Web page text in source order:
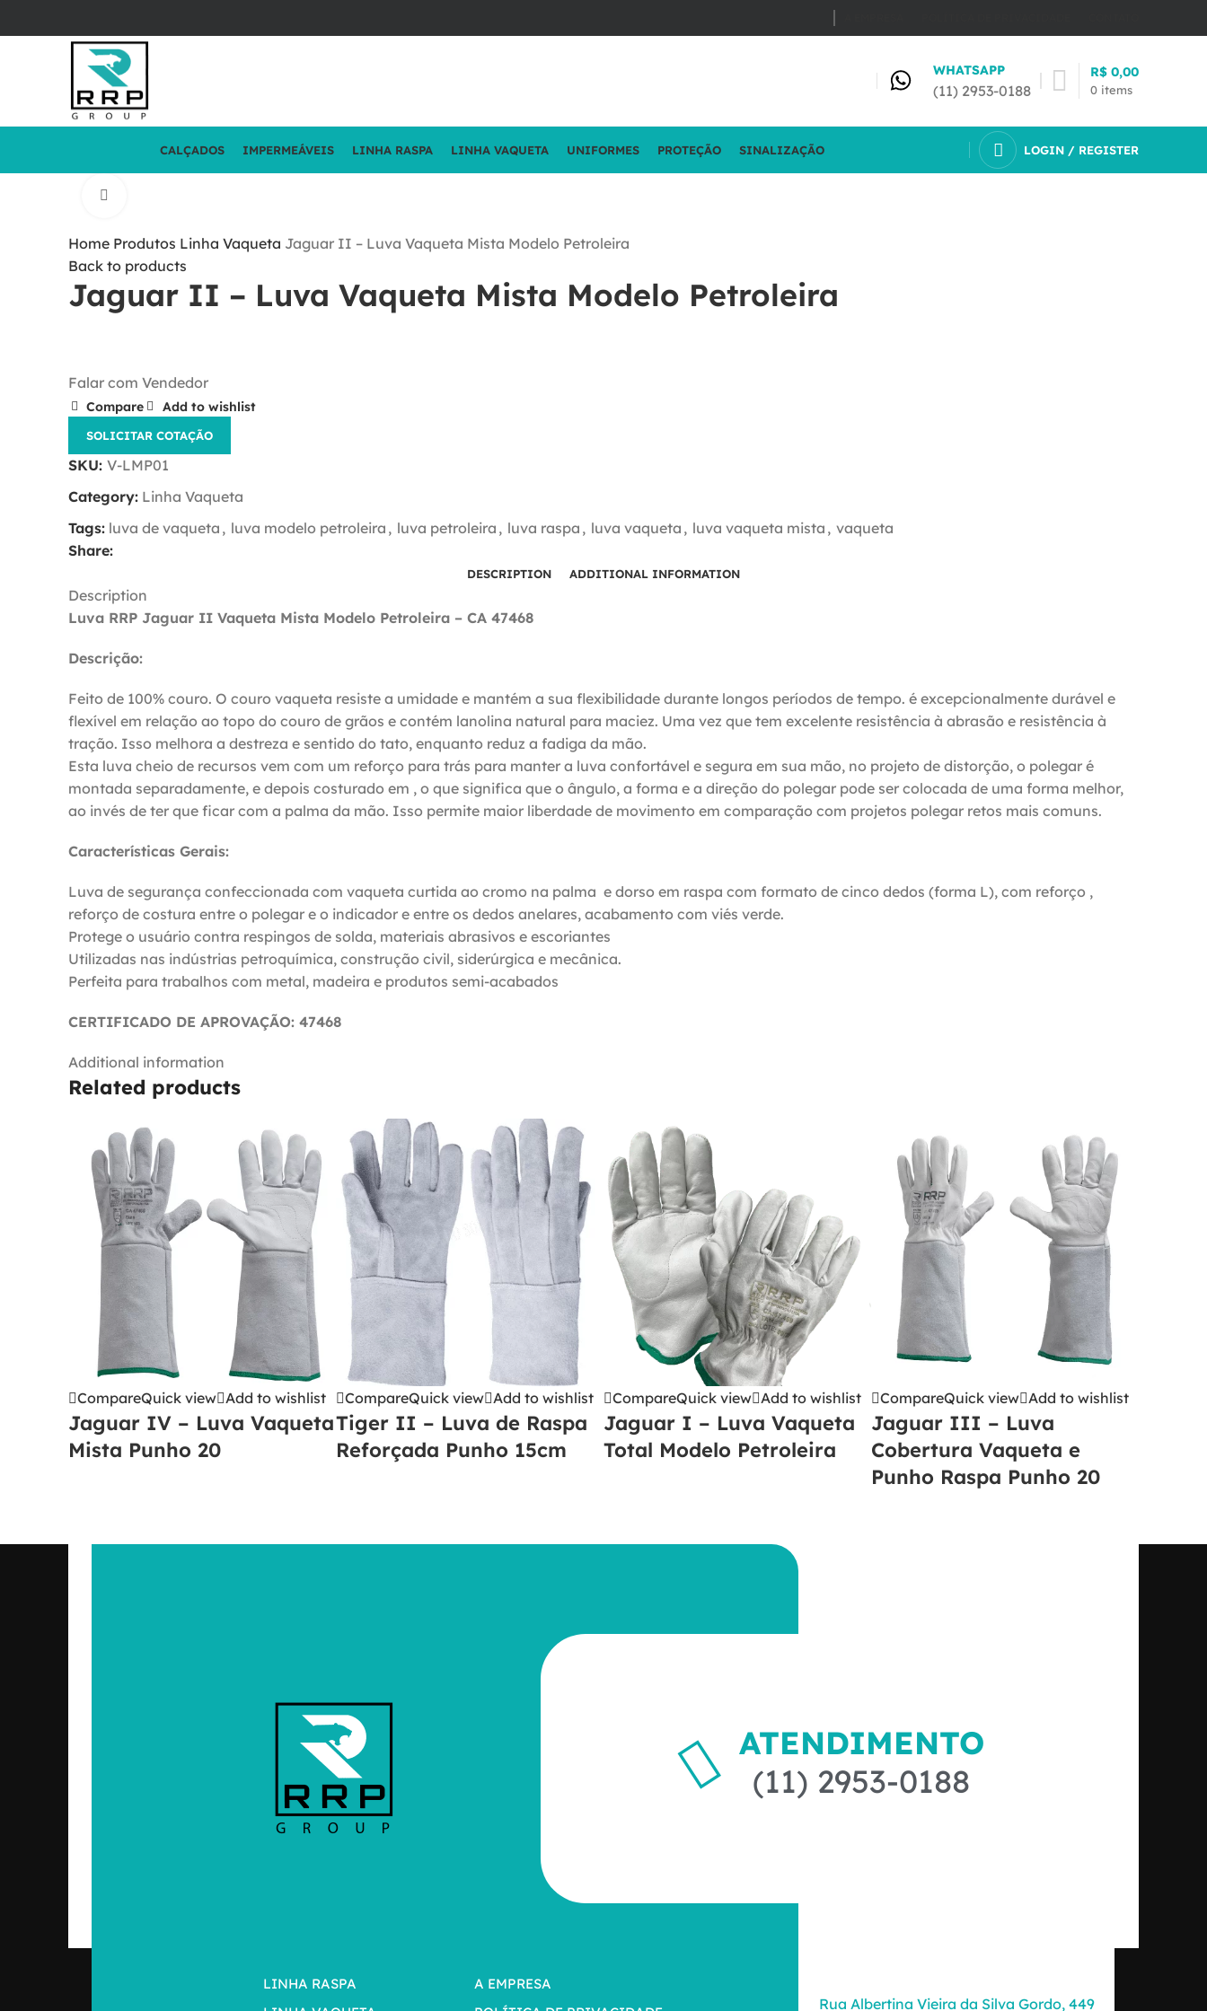
WHATSAPP
(11) 2953-0188 0 items
R$ 0,00
CALÇADOS IMPERMEÁVEIS LINHA RASPA LINHA VAQUETA UNIFORMES PROTEÇÃO SINALIZAÇÃO LOGIN / REGISTER
Home Produtos Linha Vaqueta Jaguar II – Luva Vaqueta Mista Modelo Petroleira
Back to products
Jaguar II – Luva Vaqueta Mista Modelo Petroleira
Falar com Vendedor
Compare Add to wishlist
SOLICITAR COTAÇÃO
SKU: V-LMP01
Category: Linha Vaqueta
Tags: luva de vaqueta , luva modelo petroleira , luva petroleira , luva raspa , luva vaqueta , luva vaqueta mista , vaqueta
Share:
DESCRIPTION ADDITIONAL INFORMATION
Description
Luva RRP Jaguar II Vaqueta Mista Modelo Petroleira – CA 47468
Descrição:
Feito de 100% couro. O couro vaqueta resiste a umidade e mantém a sua flexibilidade durante longos períodos de tempo. é excepcionalmente durável e
flexível em relação ao topo do couro de grãos e contém lanolina natural para maciez. Uma vez que tem excelente resistência à abrasão e resistência à
tração. Isso melhora a destreza e sentido do tato, enquanto reduz a fadiga da mão.
Esta luva cheio de recursos vem com um reforço para trás para manter a luva confortável e segura em sua mão, no projeto de distorção, o polegar é
montada separadamente, e depois costurado em , o que significa que o ângulo, a forma e a direção do polegar pode ser colocada de uma forma melhor,
ao invés de ter que ficar com a palma da mão. Isso permite maior liberdade de movimento em comparação com projetos polegar retos mais comuns.
Características Gerais:
Luva de segurança confeccionada com vaqueta curtida ao cromo na palma e dorso em raspa com formato de cinco dedos (forma L), com reforço ,
reforço de costura entre o polegar e o indicador e entre os dedos anelares, acabamento com viés verde.
Protege o usuário contra respingos de solda, materiais abrasivos e escoriantes
Utilizadas nas indústrias petroquímica, construção civil, siderúrgica e mecânica.
Perfeita para trabalhos com metal, madeira e produtos semi-acabados
CERTIFICADO DE APROVAÇÃO: 47468
Additional information
Related products
CompareQuick view Add to wishlist
Jaguar IV – Luva Vaqueta
Mista Punho 20
CompareQuick view Add to wishlist
Tiger II – Luva de Raspa
Reforçada Punho 15cm
CompareQuick view Add to wishlist
Jaguar I – Luva Vaqueta
Total Modelo Petroleira
CompareQuick view Add to wishlist
Jaguar III – Luva
Cobertura Vaqueta e
Punho Raspa Punho 20
ATENDIMENTO
(11) 2953-0188
LINHA RASPA
A EMPRESA
Rua Albertina Vieira da Silva Gordo, 449